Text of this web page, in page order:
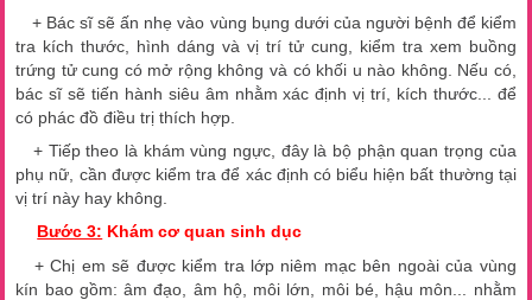
+ Bác sĩ sẽ ấn nhẹ vào vùng bụng dưới của người bệnh để kiểm
tra kích thước, hình dáng và vị trí tử cung, kiểm tra xem buồng
trứng tử cung có mở rộng không và có khối u nào không. Nếu có,
bác sĩ sẽ tiến hành siêu âm nhằm xác định vị trí, kích thước... để
có phác đồ điều trị thích hợp.
+ Tiếp theo là khám vùng ngực, đây là bộ phận quan trọng của
phụ nữ, cần được kiểm tra để xác định có biểu hiện bất thường tại
vị trí này hay không.
Bước 3: Khám cơ quan sinh dục
+ Chị em sẽ được kiểm tra lớp niêm mạc bên ngoài của vùng
kín bao gồm: âm đạo, âm hộ, môi lớn, môi bé, hậu môn... nhằm